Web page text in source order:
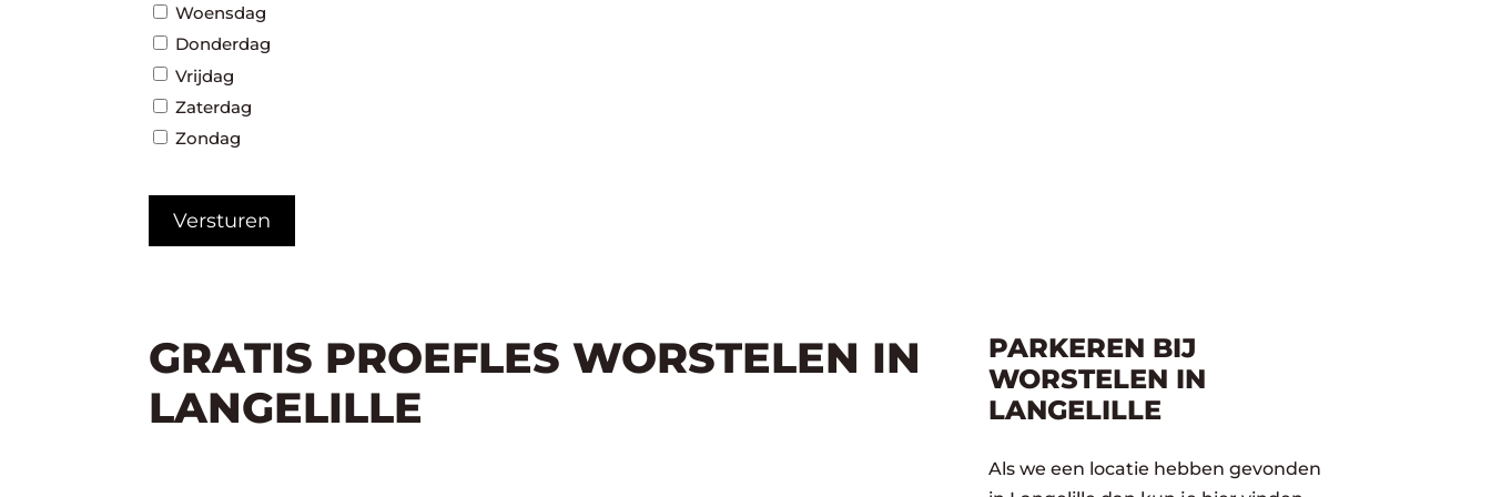
Woensdag
Donderdag
Vrijdag
Zaterdag
Zondag
GRATIS PROEFLES WORSTELEN IN
LANGELILLE
PARKEREN BIJ
WORSTELEN IN
LANGELILLE
Als we een locatie hebben gevonden